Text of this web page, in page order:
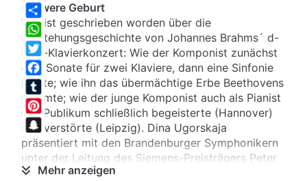
Share
WhatsApp
Twitter
Facebook
Tumblr
Pinterest
Snapchat
schwere Geburt
Viel ist geschrieben worden über die
Entstehungsgeschichte von Johannes Brahms´ d-
Moll-Klavierkonzert: Wie der Komponist zunächst
eine Sonate für zwei Klaviere, dann eine Sinfonie
plante; wie ihn das übermächtige Erbe Beethovens
hemmte; wie der junge Komponist auch als Pianist
das Publikum schließlich begeisterte (Hannover)
und verstörte (Leipzig). Dina Ugorskaja
präsentiert mit den Brandenburger Symphonikern
unter der Leitung des Siemens-Preisträgers Peter
Gülke das Werk als das, was es ist: Ein grandioses
Mehr anzeigen